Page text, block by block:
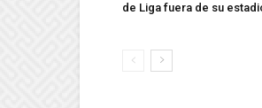
de Liga fuera de su